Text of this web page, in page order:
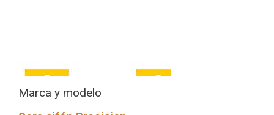
Marca y modelo